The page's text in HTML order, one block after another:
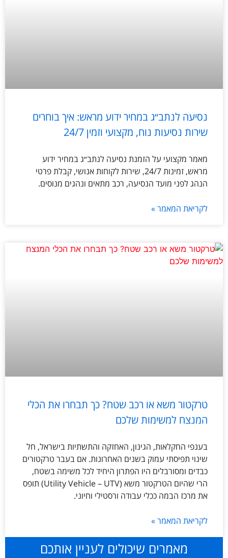
נסיעה לנתב״ג במחיר ידוע מראש: איך בוחרים
שירות נסיעות נוח, מקצועי וזמין 24/7
מאמר מקצועי על הזמנת נסיעה לנתב״ג במחיר ידוע
מראש, זמינות 24/7, שירות לקוחות אנושי, קבלת פרטי
הנהג לפני מועד הנסיעה, רכב מתאים ונהגים מנוסים.
לקריאת המאמר »
טרקטור משא או רכב שטח? כך תבחרו את הכלי
המנצח למשימות שלכם
בענפי החקלאות, הגינון, האחזקה והתשתיות בישראל, חל
שינוי תפיסתי עמוק בשנים האחרונות. אם בעבר טרקטורים
כבדים ומסורבלים היו הפתרון היחיד לכל משימה בשטח,
הרי שהיום הטרקטור משא (Utility Vehicle – UTV) תופס
את מרכז הבמה ככלי עבודה ורסטילי וחיוני.
לקריאת המאמר »
מאמרים שיכולים לעניין אותכם